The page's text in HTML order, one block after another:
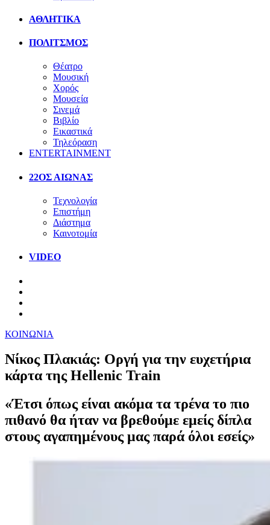
ΑΘΛΗΤΙΚΑ
ΠΟΛΙΤΣΜΟΣ
Θέατρο
Μουσική
Χορός
Μουσεία
Σινεμά
Βιβλίο
Εικαστικά
Τηλεόραση
ENTERTAINMENT
22ΟΣ ΑΙΩΝΑΣ
Τεχνολογία
Επιστήμη
Διάστημα
Καινοτομία
VIDEO
ΚΟΙΝΩΝΙΑ
Νίκος Πλακιάς: Οργή για την ευχετήρια
κάρτα της Hellenic Train
«Έτσι όπως είναι ακόμα τα τρένα το πιο
πιθανό θα ήταν να βρεθούμε εμείς δίπλα
στους αγαπημένους μας παρά όλοι εσείς»